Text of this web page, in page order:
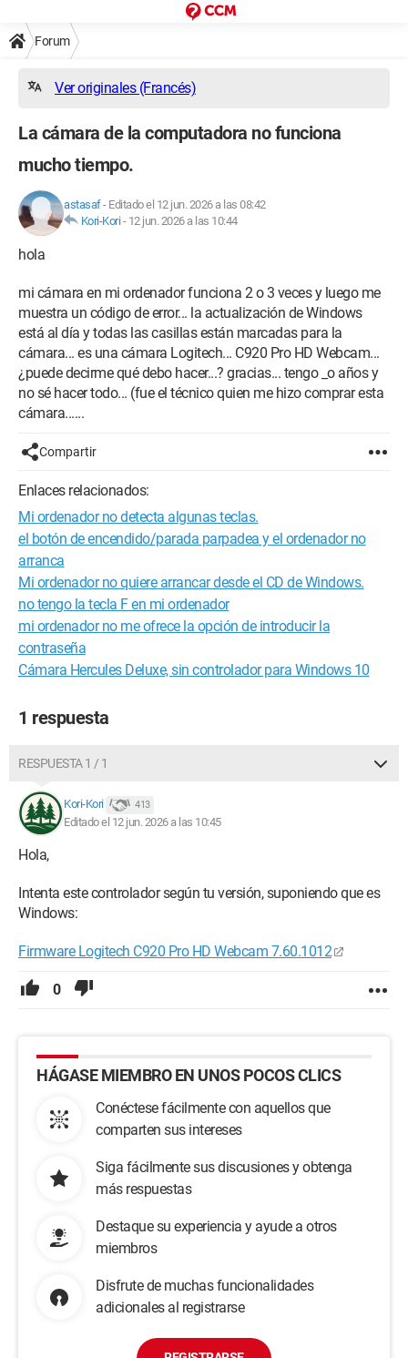
Forum
Ver originales (Francés)
La cámara de la computadora no funciona
mucho tiempo.
astasaf- Editado el 12 jun. 2026 a las 08:42
Kori-Kori- 12 jun. 2026 a las 10:44
hola
mi cámara en mi ordenador funciona 2 o 3 veces y luego me
muestra un código de error... la actualización de Windows
está al día y todas las casillas están marcadas para la
cámara... es una cámara Logitech... C920 Pro HD Webcam...
¿puede decirme qué debo hacer...? gracias... tengo _o años y
no sé hacer todo... (fue el técnico quien me hizo comprar esta
cámara......
Compartir
Enlaces relacionados:
Mi ordenador no detecta algunas teclas.
el botón de encendido/parada parpadea y el ordenador no
arranca
Mi ordenador no quiere arrancar desde el CD de Windows.
no tengo la tecla F en mi ordenador
mi ordenador no me ofrece la opción de introducir la
contraseña
Cámara Hercules Deluxe, sin controlador para Windows 10
1 respuesta
RESPUESTA 1 / 1
Kori-Kori 413
Editado el 12 jun. 2026 a las 10:45
Hola,
Intenta este controlador según tu versión, suponiendo que es
Windows:
Firmware Logitech C920 Pro HD Webcam 7.60.1012
0
HÁGASE MIEMBRO EN UNOS POCOS CLICS
Conéctese fácilmente con aquellos que
comparten sus intereses
Siga fácilmente sus discusiones y obtenga
más respuestas
Destaque su experiencia y ayude a otros
miembros
Disfrute de muchas funcionalidades
adicionales al registrarse